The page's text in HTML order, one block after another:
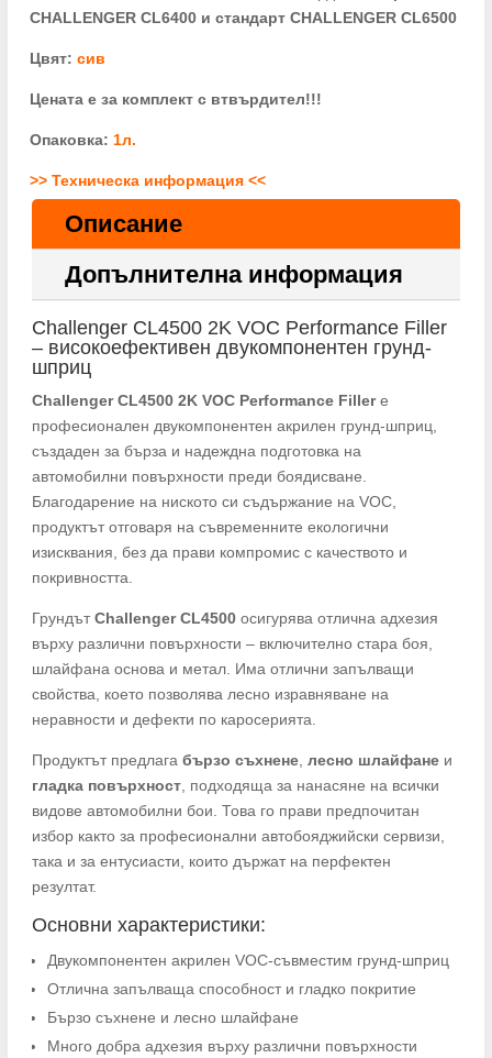
CHALLENGER CL6400 и стандарт CHALLENGER CL6500
Цвят: сив
Цената е за комплект с втвърдител!!!
Опаковка:1л.
>> Техническа информация <<
Описание
Допълнителна информация
Challenger CL4500 2K VOC Performance Filler
– високоефективен двукомпонентен грунд-
шприц
Challenger CL4500 2K VOC Performance Fillerе
професионален двукомпонентен акрилен грунд-шприц,
създаден за бърза и надеждна подготовка на
автомобилни повърхности преди боядисване.
Благодарение на ниското си съдържание на VOC,
продуктът отговаря на съвременните екологични
изисквания, без да прави компромис с качеството и
покривността.
ГрундътChallenger CL4500 осигурява отлична адхезия
върху различни повърхности – включително стара боя,
шлайфана основа и метал. Има отлични запълващи
свойства, което позволява лесно изравняване на
неравности и дефекти по каросерията.
Продуктът предлагабързо съхнене,лесно шлайфане и
гладка повърхност, подходяща за нанасяне на всички
видове автомобилни бои. Това го прави предпочитан
избор както за професионални автобояджийски сервизи,
така и за ентусиасти, които държат на перфектен
резултат.
Основни характеристики:
Двукомпонентен акрилен VOC-съвместим грунд-шприц
Отлична запълваща способност и гладко покритие
Бързо съхнене и лесно шлайфане
Много добра адхезия върху различни повърхности